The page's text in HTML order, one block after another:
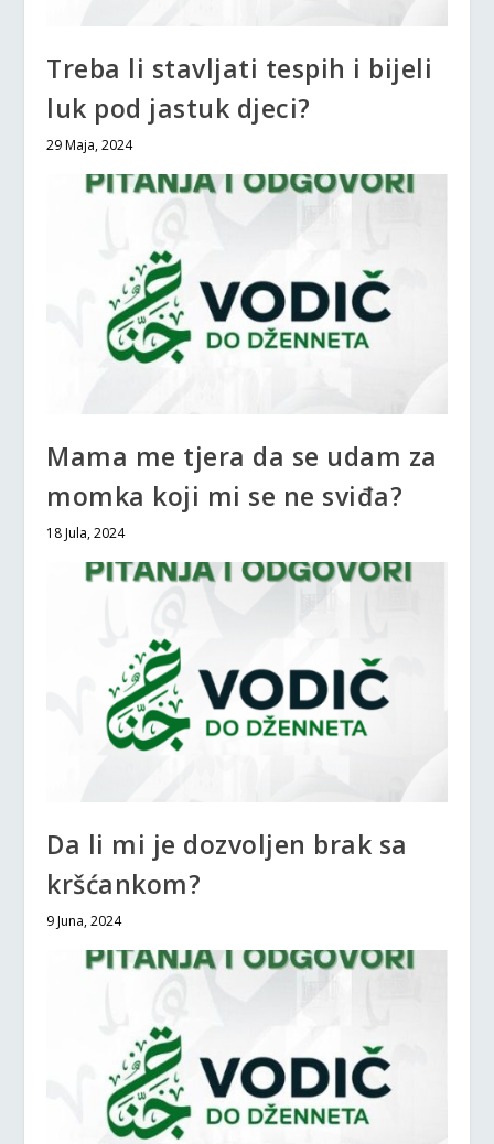
Treba li stavljati tespih i bijeli
luk pod jastuk djeci?
29 Maja, 2024
Mama me tjera da se udam za
momka koji mi se ne sviđa?
18 Jula, 2024
Da li mi je dozvoljen brak sa
kršćankom?
9 Juna, 2024